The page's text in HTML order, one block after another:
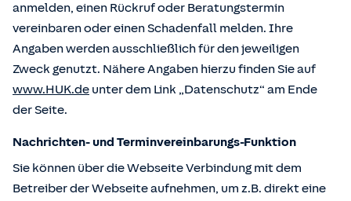
anmelden, einen Rückruf oder Beratungstermin
vereinbaren oder einen Schadenfall melden. Ihre
Angaben werden ausschließlich für den jeweiligen
Zweck genutzt. Nähere Angaben hierzu finden Sie auf
www.HUK.de unter dem Link „Datenschutz“ am Ende
der Seite.
Nachrichten- und Terminvereinbarungs-Funktion
Sie können über die Webseite Verbindung mit dem
Betreiber der Webseite aufnehmen, um z.B. direkt eine